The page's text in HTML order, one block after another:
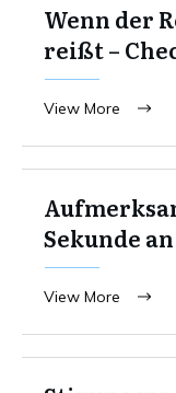
Wenn der
reißt –
View More
Sekunde
View More